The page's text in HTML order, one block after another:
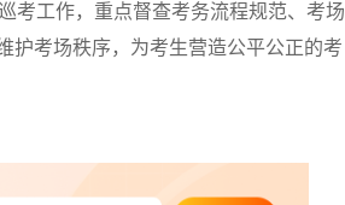
工作，重点督查考务流程规范、考场
护考场秩序，为考生营造公平公正的考